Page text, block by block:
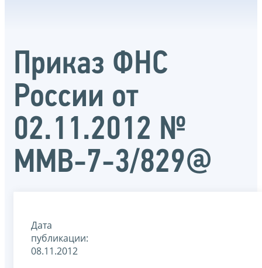
Приказ ФНС
России от
02.11.2012 №
ММВ-7-3/829@
Дата
публикации:
08.11.2012